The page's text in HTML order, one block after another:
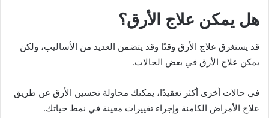
هل يمكن علاج الأرق؟
قد يستغرق علاج الأرق وقتًا وقد يتضمن العديد من الأساليب، ولكن
يمكن علاج الأرق في بعض الحالات.
في حالات أخرى أكثر تعقيدًا، يمكنك محاولة تحسين الأرق عن طريق
علاج الأمراض الكامنة وإجراء تغييرات معينة في نمط حياتك.